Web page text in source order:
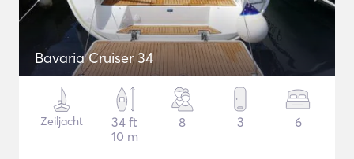
Bavaria Cruiser 34
Zeiljacht
34 ft
10 m
8 3 6